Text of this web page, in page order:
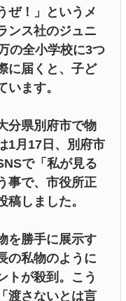
ぜ！」というメ
ンス社のジュニ
の全小学校に3つ
に届くと、子ど
います。
分県別府市で物
1月17日、別府市
で「私が見る
事で、市役所正
しました。
を勝手に展示す
の私物のように
トが殺到。こう
渡さないとは言